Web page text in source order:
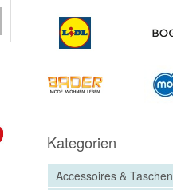
Kategorien
Accessoires & Taschen